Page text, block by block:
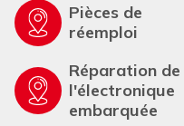
Pièces de
réemploi
Réparation de
l'électronique
embarquée